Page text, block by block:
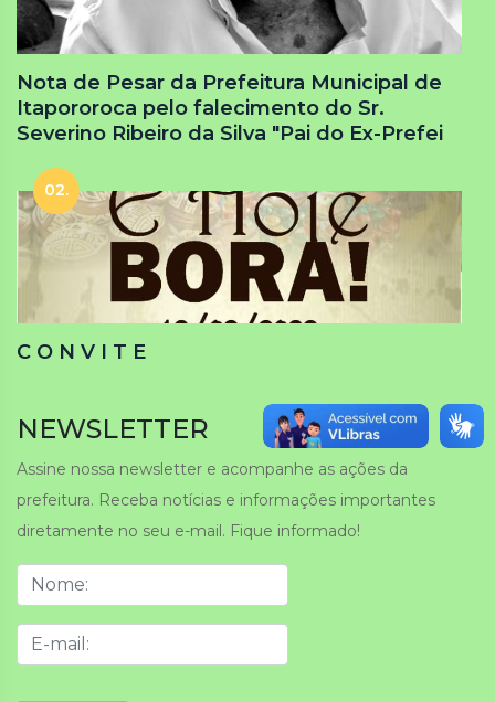
Nota de Pesar da Prefeitura Municipal de
Itapororoca pelo falecimento do Sr.
Severino Ribeiro da Silva "Pai do Ex-Prefei
02.
C O N V I T E
NEWSLETTER
Assine nossa newsletter e acompanhe as ações da
prefeitura. Receba notícias e informações importantes
diretamente no seu e-mail. Fique informado!